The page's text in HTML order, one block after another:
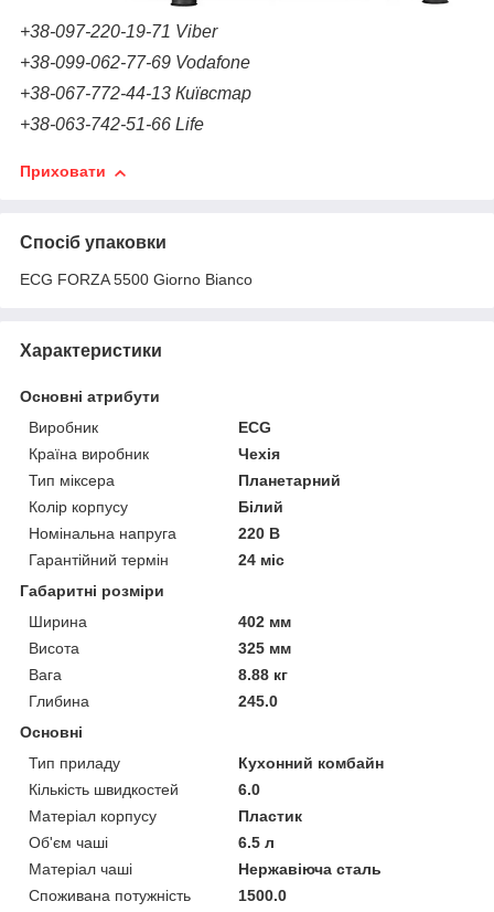
+38-097-220-19-71 Viber
+38-099-062-77-69 Vodafone
+38-067-772-44-13 Київстар
+38-063-742-51-66 Life
Приховати
Спосіб упаковки
ECG FORZA 5500 Giorno Bianco
Характеристики
Основні атрибути
Виробник
ECG
Країна виробник
Чехія
Тип міксера
Планетарний
Колір корпусу
Білий
Номінальна напруга
220 В
Гарантійний термін
24 міс
Габаритні розміри
Ширина
402 мм
Висота
325 мм
Вага
8.88 кг
Глибина
245.0
Основні
Тип приладу
Кухонний комбайн
Кількість швидкостей
6.0
Матеріал корпусу
Пластик
Об'єм чаші
6.5 л
Матеріал чаші
Нержавіюча сталь
Споживана потужність
1500.0